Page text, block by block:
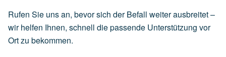
Rufen Sie uns an, bevor sich der Befall weiter ausbreitet –
wir helfen Ihnen, schnell die passende Unterstützung vor
Ort zu bekommen.